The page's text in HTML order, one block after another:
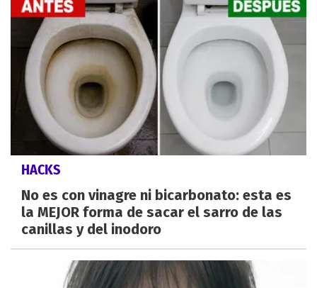
HACKS
No es con vinagre ni bicarbonato: esta es
la MEJOR forma de sacar el sarro de las
canillas y del inodoro